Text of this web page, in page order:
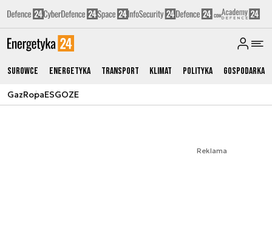
Surowce Energetyka Transport Klimat Polityka Gospodarka
GazRopaESGOZE
Reklama